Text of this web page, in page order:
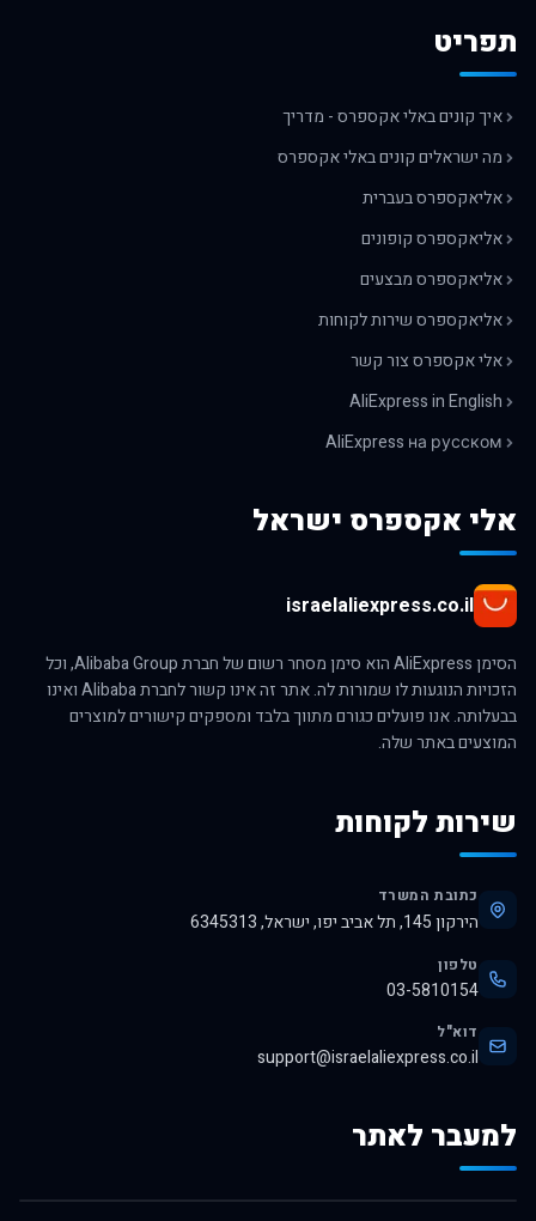
תפריט
איך קונים באלי אקספרס - מדריך
מה ישראלים קונים באלי אקספרס
אליאקספרס בעברית
אליאקספרס קופונים
אליאקספרס מבצעים
אליאקספרס שירות לקוחות
אלי אקספרס צור קשר
AliExpress in English
AliExpress на русском
אלי אקספרס ישראל
israelaliexpress.co.il
הסימן AliExpress הוא סימן מסחר רשום של חברת Alibaba Group, וכל
הזכויות הנוגעות לו שמורות לה. אתר זה אינו קשור לחברת Alibaba ואינו
בבעלותה. אנו פועלים כגורם מתווך בלבד ומספקים קישורים למוצרים
המוצעים באתר שלה.
שירות לקוחות
כתובת המשרד
הירקון 145, תל אביב יפו, ישראל, 6345313
טלפון
03-5810154
דוא"ל
support@israelaliexpress.co.il
למעבר לאתר
לרכישה באלי אקספרס